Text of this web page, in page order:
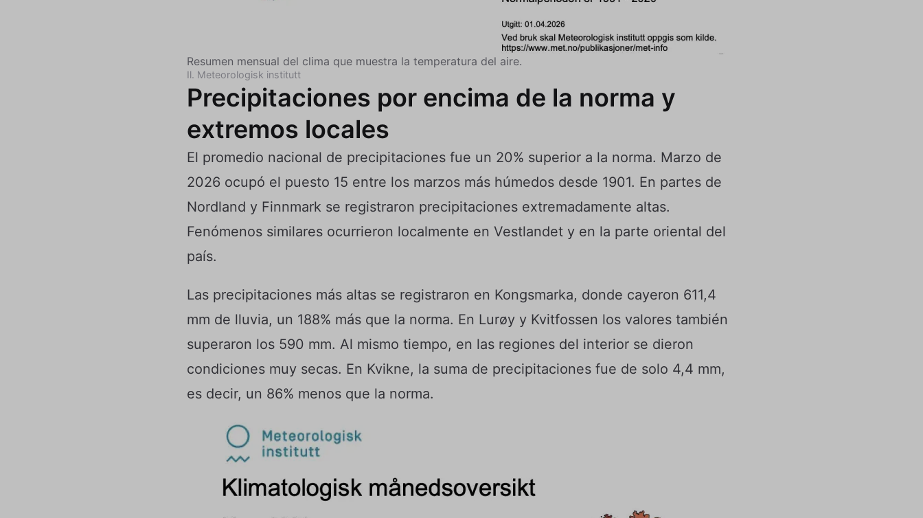
Resumen mensual del clima que muestra la temperatura del aire.
Il. Meteorologisk institutt
Precipitaciones por encima de la norma y
extremos locales
El promedio nacional de precipitaciones fue un 20% superior a la norma. Marzo de
2026 ocupó el puesto 15 entre los marzos más húmedos desde 1901. En partes de
Nordland y Finnmark se registraron precipitaciones extremadamente altas.
Fenómenos similares ocurrieron localmente en Vestlandet y en la parte oriental del
país.
Las precipitaciones más altas se registraron en Kongsmarka, donde cayeron 611,4
mm de lluvia, un 188% más que la norma. En Lurøy y Kvitfossen los valores también
superaron los 590 mm. Al mismo tiempo, en las regiones del interior se dieron
condiciones muy secas. En Kvikne, la suma de precipitaciones fue de solo 4,4 mm,
es decir, un 86% menos que la norma.